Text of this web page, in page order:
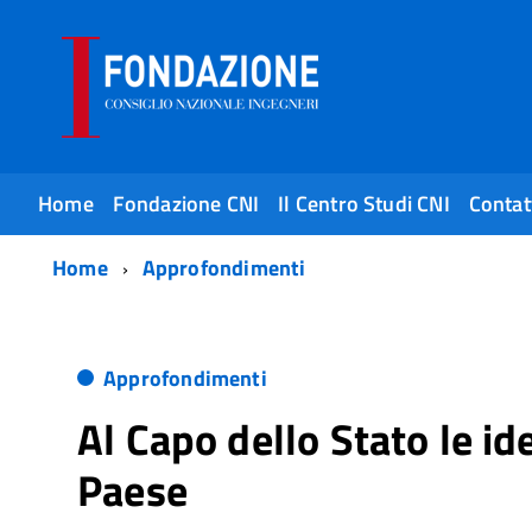
Home Fondazione CNI Il Centro Studi CNI
Home
Approfondimenti
Approfondimenti
Al Capo dello Stato le
Paese